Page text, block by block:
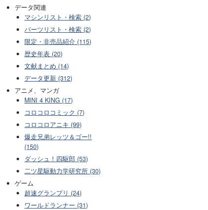
データ関連
マシンリスト・検索 (2)
パーツリスト・検索 (2)
限定・非売品紹介 (115)
歴史年表 (20)
文献まとめ (14)
データ更新 (312)
アニメ、マンガ
MINI 4 KING (17)
コロコロコミック (7)
コロコロアニキ (99)
爆走兄弟レッツ＆ゴー!!
(150)
ダッシュ！四駆郎 (53)
二ツ星駆動力学研究所 (30)
ゲーム
超速グランプリ (24)
ワールドランナー (31)